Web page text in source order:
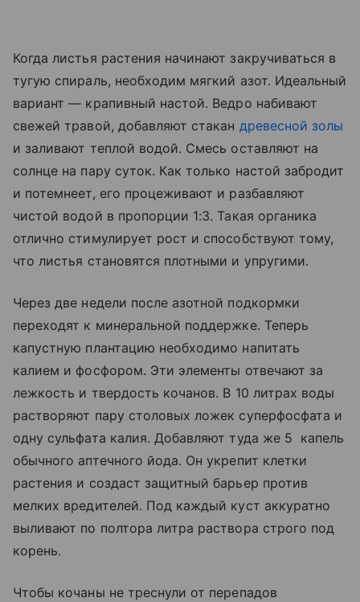
Когда листья растения начинают закручиваться в
тугую спираль, необходим мягкий азот. Идеальный
вариант — крапивный настой. Ведро набивают
свежей травой, добавляют стакан древесной золы
и заливают теплой водой. Смесь оставляют на
солнце на пару суток. Как только настой забродит
и потемнеет, его процеживают и разбавляют
чистой водой в пропорции 1:3. Такая органика
отлично стимулирует рост и способствуют тому,
что листья становятся плотными и упругими.
Через две недели после азотной подкормки
переходят к минеральной поддержке. Теперь
капустную плантацию необходимо напитать
калием и фосфором. Эти элементы отвечают за
лежкость и твердость кочанов. В 10 литрах воды
растворяют пару столовых ложек суперфосфата и
одну сульфата калия. Добавляют туда же 5 капель
обычного аптечного йода. Он укрепит клетки
растения и создаст защитный барьер против
мелких вредителей. Под каждый куст аккуратно
выливают по полтора литра раствора строго под
корень.
Чтобы кочаны не треснули от перепадов